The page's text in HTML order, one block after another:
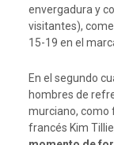
envergadura y
visitantes),
15-19 en el
En el segundo
hombres de
murciano, como
francés Kim